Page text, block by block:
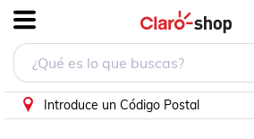
Introduce un Código Postal
PorCategorías
PorMarcas
PorDescuento